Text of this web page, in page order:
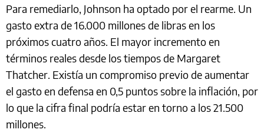
Para remediarlo, Johnson ha optado por el rearme. Un
gasto extra de 16.000 millones de libras en los
próximos cuatro años. El mayor incremento en
términos reales desde los tiempos de Margaret
Thatcher. Existía un compromiso previo de aumentar
el gasto en defensa en 0,5 puntos sobre la inflación, por
lo que la cifra final podría estar en torno a los 21.500
millones.